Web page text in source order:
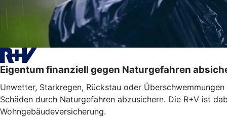
Eigentum finanziell gegen Naturgefahren
Unwetter, Starkregen, Rückstau oder
Schäden durch Naturgefahren abzusichern. Die R+V ist
Wohngebäudeversicherung.